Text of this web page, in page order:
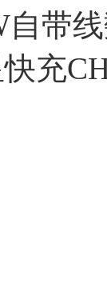
自带
充